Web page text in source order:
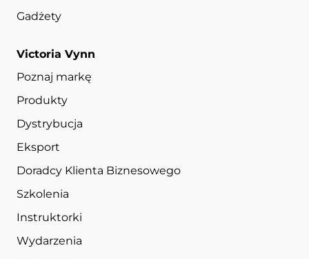
Gadżety
Victoria Vynn
Poznaj markę
Produkty
Dystrybucja
Eksport
Doradcy Klienta Biznesowego
Szkolenia
Instruktorki
Wydarzenia